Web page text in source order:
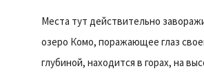
Места тут действительно
озеро Комо, поражающее глаз
глубиной, находится в горах, на